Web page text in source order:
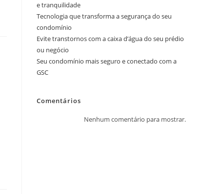
e tranquilidade
Tecnologia que transforma a segurança do seu
condomínio
Evite transtornos com a caixa d’água do seu prédio
ou negócio
Seu condomínio mais seguro e conectado com a
GSC
Comentários
Nenhum comentário para mostrar.